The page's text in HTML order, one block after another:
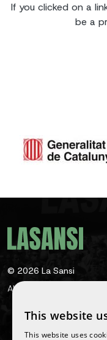
If you clicked on a
be a
© 2026 La Sansi
All rights reserved
This website
This website uses